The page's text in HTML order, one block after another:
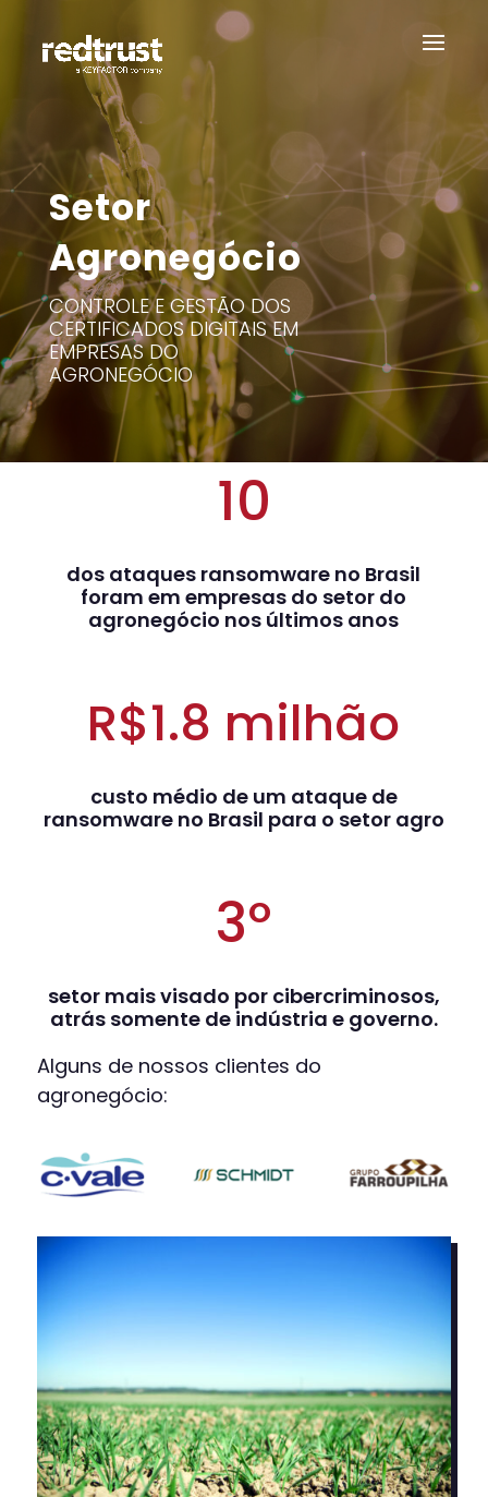
Setor
Agronegócio
CONTROLE E GESTÃO DOS
CERTIFICADOS DIGITAIS EM
EMPRESAS DO
AGRONEGÓCIO
10
dos ataques ransomware no Brasil
foram em empresas do setor do
agronegócio nos últimos anos
R$1.8 milhão
custo médio de um ataque de
ransomware no Brasil para o setor agro
3º
setor mais visado por cibercriminosos,
atrás somente de indústria e governo.
Alguns de nossos clientes do
agronegócio: